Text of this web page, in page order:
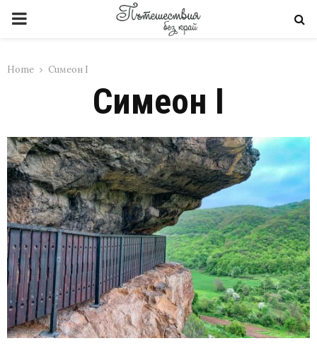
PRIMARY
Home Симеон I
Симеон I